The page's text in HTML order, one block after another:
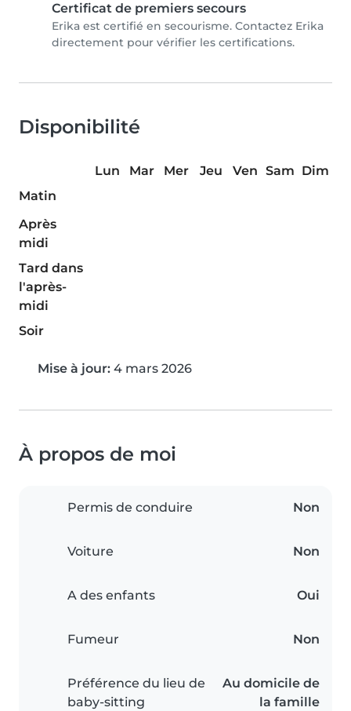
Certificat de premiers secours
Erika est certifié en secourisme. Contactez Erika
directement pour vérifier les certifications.
Disponibilité
Lun Mar Mer Jeu Ven Sam Dim
Matin
Après
midi
Tard dans
l'après-
midi
Soir
Mise à jour: 4 mars 2026
À propos de moi
Permis de conduire Non
Voiture Non
A des enfants Oui
Fumeur Non
Préférence du lieu de
baby-sitting
Au domicile de
la famille